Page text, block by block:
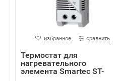
избранное сравнить
Термостат для
нагревательного
элемента Smartec ST-